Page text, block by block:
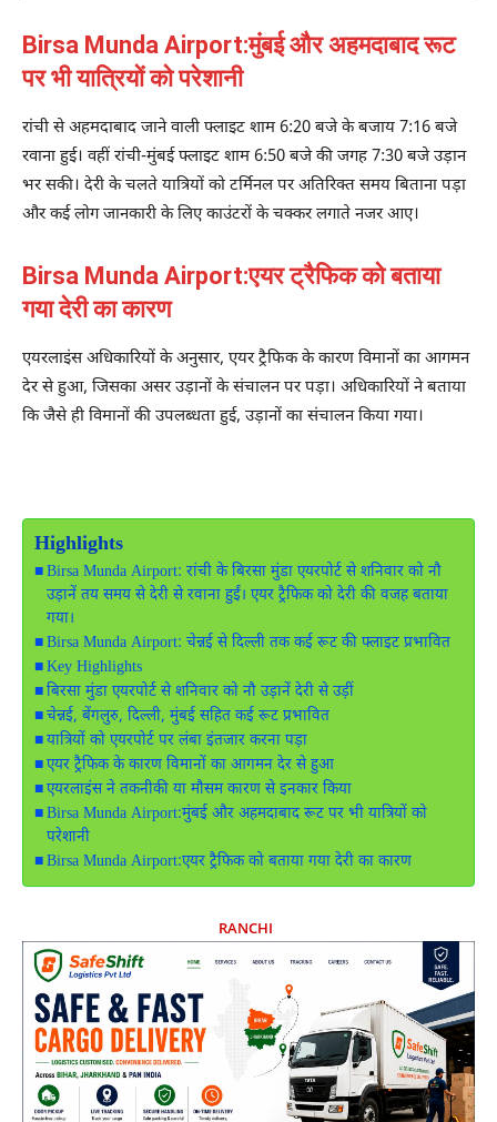
Birsa Munda Airport:मुंबई और अहमदाबाद रूट
पर भी यात्रियों को परेशानी
रांची से अहमदाबाद जाने वाली फ्लाइट शाम 6:20 बजे के बजाय 7:16 बजे
रवाना हुई। वहीं रांची-मुंबई फ्लाइट शाम 6:50 बजे की जगह 7:30 बजे उड़ान
भर सकी। देरी के चलते यात्रियों को टर्मिनल पर अतिरिक्त समय बिताना पड़ा
और कई लोग जानकारी के लिए काउंटरों के चक्कर लगाते नजर आए।
Birsa Munda Airport:एयर ट्रैफिक को बताया
गया देरी का कारण
एयरलाइंस अधिकारियों के अनुसार, एयर ट्रैफिक के कारण विमानों का आगमन
देर से हुआ, जिसका असर उड़ानों के संचालन पर पड़ा। अधिकारियों ने बताया
कि जैसे ही विमानों की उपलब्धता हुई, उड़ानों का संचालन किया गया।
Highlights
Birsa Munda Airport: रांची के बिरसा मुंडा एयरपोर्ट से शनिवार को नौ
उड़ानें तय समय से देरी से रवाना हुईं। एयर ट्रैफिक को देरी की वजह बताया
गया।
Birsa Munda Airport: चेन्नई से दिल्ली तक कई रूट की फ्लाइट प्रभावित
Key Highlights
बिरसा मुंडा एयरपोर्ट से शनिवार को नौ उड़ानें देरी से उड़ीं
चेन्नई, बेंगलुरु, दिल्ली, मुंबई सहित कई रूट प्रभावित
यात्रियों को एयरपोर्ट पर लंबा इंतजार करना पड़ा
एयर ट्रैफिक के कारण विमानों का आगमन देर से हुआ
एयरलाइंस ने तकनीकी या मौसम कारण से इनकार किया
Birsa Munda Airport:मुंबई और अहमदाबाद रूट पर भी यात्रियों को
परेशानी
Birsa Munda Airport:एयर ट्रैफिक को बताया गया देरी का कारण
RANCHI